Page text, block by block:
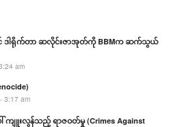
င် ဒါရိုက်တာ ဆလိုင်းဇာအုတ်ကို BBMက ဆက်သွယ်
am
3:17 am
ကျူးလွန်သည့် ရာဇဝတ်မှု (Crimes Against